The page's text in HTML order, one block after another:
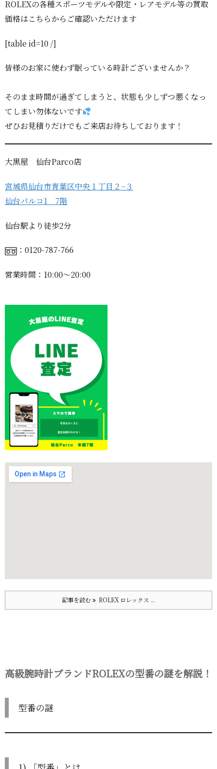
ROLEXの各種スポーツモデルや限定・レアモデル等の買取
価格はこちらからご確認いただけます
[table id=10 /]
皆様のお家に使わず眠っている時計ございませんか？
そのまま時間が過ぎてしまうと、状態も少しずつ悪くなっ
てしまい勿体ないです
ぜひお見積りだけでもご来店お待ちしております！
大黒屋 仙台Parco店
宮城県仙台市青葉区中央１丁目２−３
仙台パルコ1 7階
仙台駅より徒歩2分
：0120-787-766
営業時間：10:00〜20:00
記事を読む ROLEX ロレックス ...
高級腕時計ブランドROLEXの型番の謎を解説！
型番の謎